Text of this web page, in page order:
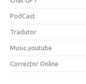
PodCast
Tradutor
Music.youtube
Corrector Online